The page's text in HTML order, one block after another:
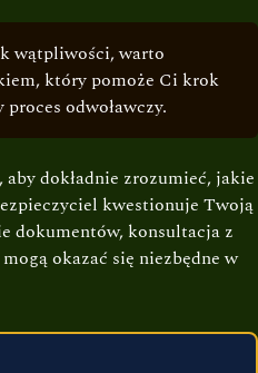
wątpliwości, warto
który pomoże Ci krok
odwoławczy.
dokładnie zrozumieć, jakie
kwestionuje Twoją
dokumentów, konsultacja z
okazać się niezbędne w